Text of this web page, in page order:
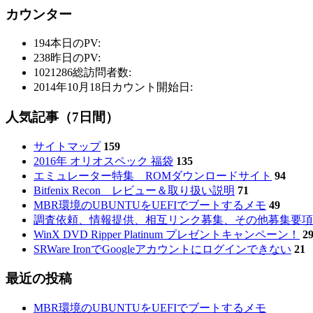
カウンター
194本日のPV:
238昨日のPV:
1021286総訪問者数:
2014年10月18日 カウント開始日:
人気記事（7日間）
サイトマップ 159
2016年 オリオスペック 福袋 135
エミュレーター特集 ROMダウンロードサイト 94
Bitfenix Recon レビュー＆取り扱い説明 71
MBR環境のUBUNTUをUEFIでブートするメモ 49
調査依頼、情報提供、相互リンク募集、その他募集要
WinX DVD Ripper Platinum プレゼントキャンペーン！
29
SRWare IronでGoogleアカウントにログインできない 21
最近の投稿
MBR環境のUBUNTUをUEFIでブートするメモ